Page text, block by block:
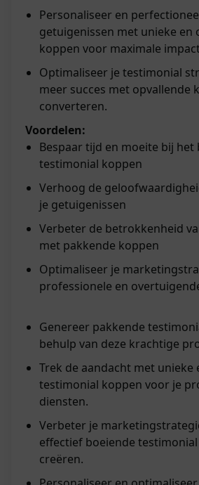
Personaliseer en
getuigenissen met unieke en
koppen voor maximale
Optimaliseer je testimonial
meer succes met opvallende
converteren.
Voordelen:
Bespaar tijd en moeite bij het
testimonial koppen
Verhoog de
je getuigenissen
Verbeter de betrokkenheid
met pakkende koppen
Optimaliseer je
professionele en
Genereer pakkende
behulp van deze krachtige
Trek de aandacht met unieke
testimonial koppen voor je
diensten.
Verbeter je
effectief boeiende
creëren.